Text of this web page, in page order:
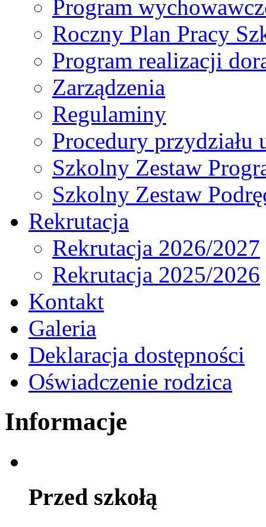
Program
Roczny Plan Pracy
Program realizacji
Zarządzenia
Regulaminy
Procedury
Szkolny Zestaw
Szkolny Zestaw
Rekrutacja
Rekrutacja 2026/2027
Rekrutacja 2025/2026
Kontakt
Galeria
Deklaracja dostępności
Oświadczenie rodzica
Informacje
Przed szkołą